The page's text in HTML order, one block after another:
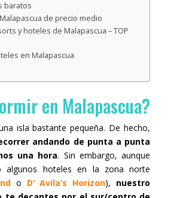
baratos
de precio medio
y hoteles de Malapascua – TOP
en Malapascua
en Malapascua?
isla bastante pequeña. De hecho,
andando de punta a punta
una hora. Sin embargo, aunque
algunos hoteles en la zona norte
o D’ Avila’s Horizon), nuestro